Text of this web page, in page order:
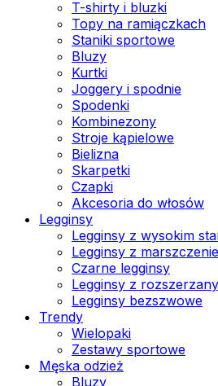
T-shirty i bluzki
Topy na ramiączkach
Staniki sportowe
Bluzy
Kurtki
Joggery i spodnie
Spodenki
Kombinezony
Stroje kąpielowe
Bielizna
Skarpetki
Czapki
Akcesoria do włosów
Legginsy
Legginsy z wysokim
Legginsy z
Czarne legginsy
Legginsy z
Legginsy bezszwowe
Trendy
Wielopaki
Zestawy sportowe
Męska odzież
Bluzy